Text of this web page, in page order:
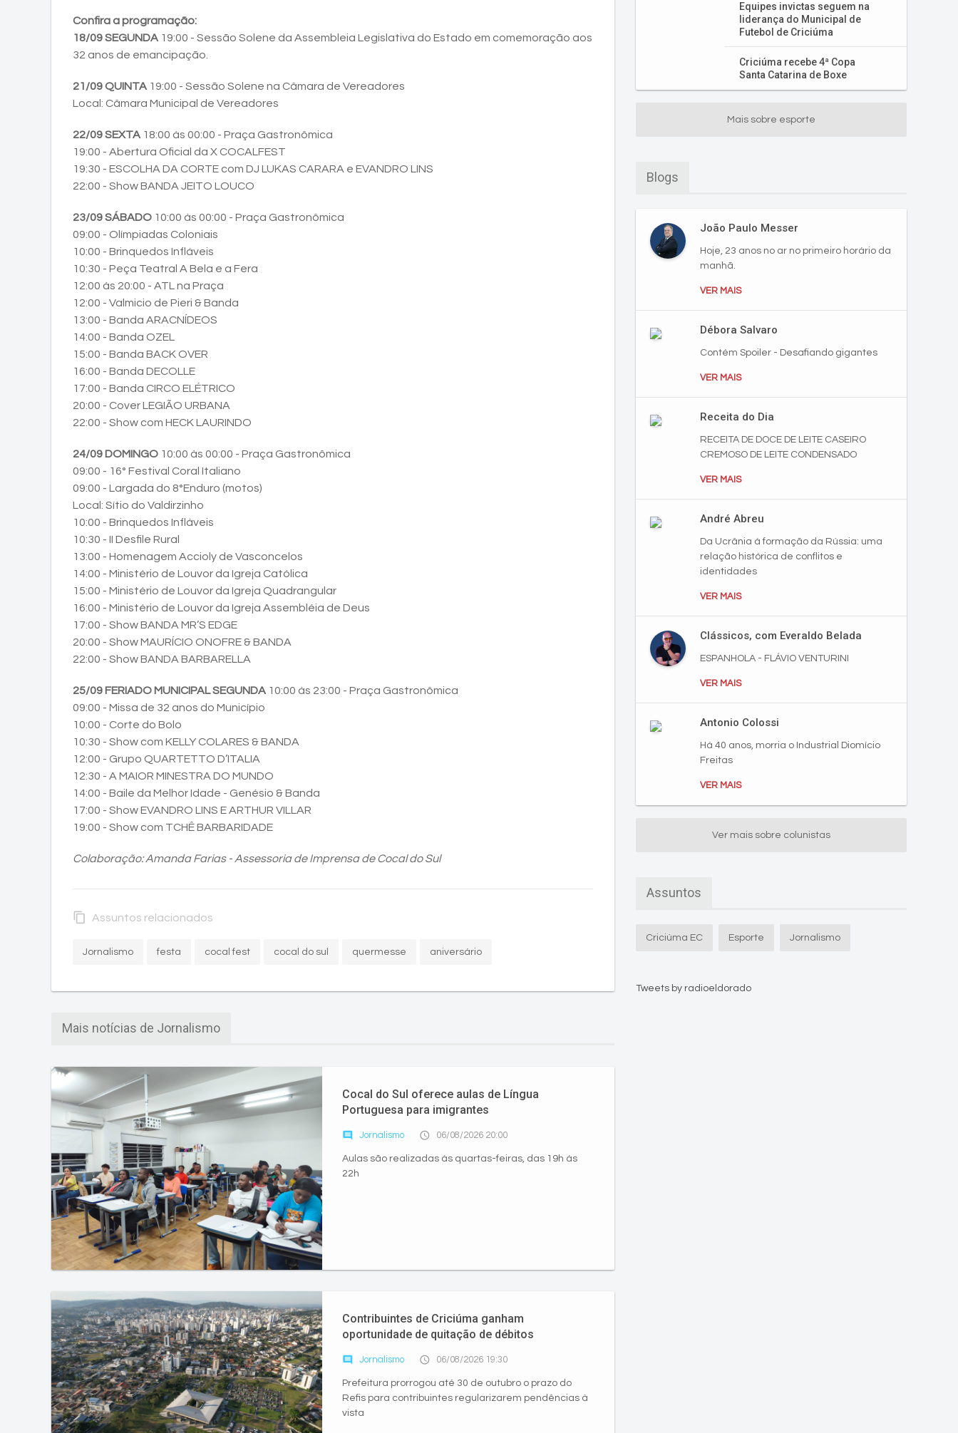
Confira a programação:
18/09 SEGUNDA 19:00 - Sessão Solene da Assembleia Legislativa do Estado em comemoração aos
32 anos de emancipação.
21/09 QUINTA 19:00 - Sessão Solene na Câmara de Vereadores
Local: Câmara Municipal de Vereadores
22/09 SEXTA 18:00 às 00:00 - Praça Gastronômica
19:00 - Abertura Oficial da X COCALFEST
19:30 - ESCOLHA DA CORTE com DJ LUKAS CARARA e EVANDRO LINS
22:00 - Show BANDA JEITO LOUCO
23/09 SÁBADO 10:00 às 00:00 - Praça Gastronômica
09:00 - Olímpiadas Coloniais
10:00 - Brinquedos Infláveis
10:30 - Peça Teatral A Bela e a Fera
12:00 às 20:00 - ATL na Praça
12:00 - Valmicio de Pieri & Banda
13:00 - Banda ARACNÍDEOS
14:00 - Banda OZEL
15:00 - Banda BACK OVER
16:00 - Banda DECOLLE
17:00 - Banda CIRCO ELÉTRICO
20:00 - Cover LEGIÃO URBANA
22:00 - Show com HECK LAURINDO
24/09 DOMINGO 10:00 às 00:00 - Praça Gastronômica
09:00 - 16° Festival Coral Italiano
09:00 - Largada do 8°Enduro (motos)
Local: Sítio do Valdirzinho
10:00 - Brinquedos Infláveis
10:30 - II Desfile Rural
13:00 - Homenagem Accioly de Vasconcelos
14:00 - Ministério de Louvor da Igreja Católica
15:00 - Ministério de Louvor da Igreja Quadrangular
16:00 - Ministério de Louvor da Igreja Assembléia de Deus
17:00 - Show BANDA MR’S EDGE
20:00 - Show MAURÍCIO ONOFRE & BANDA
22:00 - Show BANDA BARBARELLA
25/09 FERIADO MUNICIPAL SEGUNDA 10:00 às 23:00 - Praça Gastronômica
09:00 - Missa de 32 anos do Município
10:00 - Corte do Bolo
10:30 - Show com KELLY COLARES & BANDA
12:00 - Grupo QUARTETTO D’ITALIA
12:30 - A MAIOR MINESTRA DO MUNDO
14:00 - Baile da Melhor Idade - Genésio & Banda
17:00 - Show EVANDRO LINS E ARTHUR VILLAR
19:00 - Show com TCHÊ BARBARIDADE
Colaboração: Amanda Farias - Assessoria de Imprensa de Cocal do Sul
content_copy Assuntos relacionados
Jornalismo festa cocal fest cocal do sul quermesse aniversário
Mais notícias de Jornalismo
Cocal do Sul oferece aulas de Língua
Portuguesa para imigrantes
comment Jornalismo access_time 06/08/2026 20:00
Aulas são realizadas às quartas-feiras, das 19h às
22h
Contribuintes de Criciúma ganham
oportunidade de quitação de débitos
comment Jornalismo access_time 06/08/2026 19:30
Prefeitura prorrogou até 30 de outubro o prazo do
Refis para contribuintes regularizarem pendências à
vista
Equipes invictas seguem na
liderança do Municipal de
Futebol de Criciúma
Criciúma recebe 4ª Copa
Santa Catarina de Boxe
Mais sobre esporte
Blogs
João Paulo Messer
Hoje, 23 anos no ar no primeiro horário da
manhã.
VER MAIS
Débora Salvaro
Contém Spoiler - Desafiando gigantes
VER MAIS
Receita do Dia
RECEITA DE DOCE DE LEITE CASEIRO
CREMOSO DE LEITE CONDENSADO
VER MAIS
André Abreu
Da Ucrânia à formação da Rússia: uma
relação histórica de conflitos e
identidades
VER MAIS
Clássicos, com Everaldo Belada
ESPANHOLA - FLÁVIO VENTURINI
VER MAIS
Antonio Colossi
Há 40 anos, morria o Industrial Diomício
Freitas
VER MAIS
Ver mais sobre colunistas
Assuntos
Criciúma EC Esporte Jornalismo
Tweets by radioeldorado